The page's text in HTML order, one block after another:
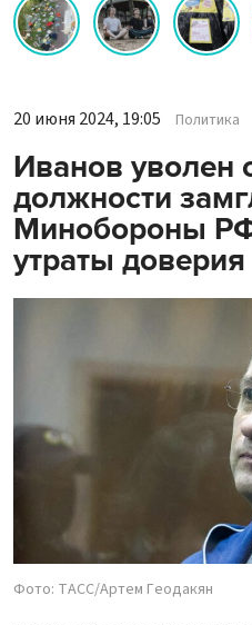
20 июня 2024, 19:05 Политика
Иванов уволен
должности
Минобороны
утраты доверия
Фото: ТАСС/Артем Геодакян